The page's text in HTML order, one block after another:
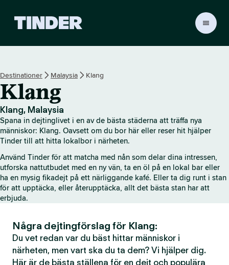
r
a
r
t
i
d
a
Destinationer Malaysia Klang
Klang
Klang, Malaysia
Spana in dejtinglivet i en av de bästa städerna att träffa nya
människor: Klang. Oavsett om du bor här eller reser hit hjälper
Tinder till att hitta lokalbor i närheten.
Använd Tinder för att matcha med nån som delar dina intressen,
utforska nattutbudet med en ny vän, ta en öl på en lokal bar eller
ha en mysig fikadejt på ett närliggande kafé. Eller ta dig runt i stan
för att upptäcka, eller återupptäcka, allt det bästa stan har att
erbjuda.
Några dejtingförslag för Klang:
Du vet redan var du bäst hittar människor i
närheten, men vart ska du ta dem? Vi hjälper dig.
Här är de bästa ställena för en dejt och populära